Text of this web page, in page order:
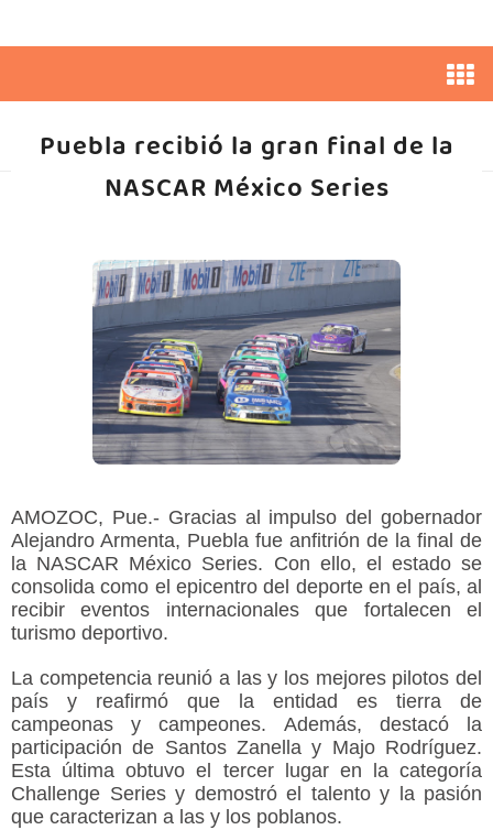
Puebla recibió la gran final de la
NASCAR México Series
AMOZOC, Pue.- Gracias al impulso del gobernador
Alejandro Armenta, Puebla fue anfitrión de la final de
la NASCAR México Series. Con ello, el estado se
consolida como el epicentro del deporte en el país, al
recibir eventos internacionales que fortalecen el
turismo deportivo.
La competencia reunió a las y los mejores pilotos del
país y reafirmó que la entidad es tierra de
campeonas y campeones. Además, destacó la
participación de Santos Zanella y Majo Rodríguez.
Esta última obtuvo el tercer lugar en la categoría
Challenge Series y demostró el talento y la pasión
que caracterizan a las y los poblanos.